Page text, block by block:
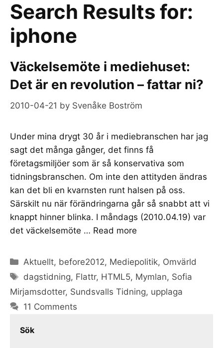
Search Results for:
iphone
Väckelsemöte i mediehuset:
Det är en revolution – fattar ni?
2010-04-21 by Svenåke Boström
Under mina drygt 30 år i mediebranschen har jag
sagt det många gånger, det finns få
företagsmiljöer som är så konservativa som
tidningsbranschen. Om inte den attityden ändras
kan det bli en kvarnsten runt halsen på oss.
Särskilt nu när förändringarna går så snabbt att vi
knappt hinner blinka. I måndags (2010.04.19) var
det väckelsemöte … Read more
Categories
Aktuellt, before2012, Mediepolitik, Omvärld
Tags
dagstidning, Flattr, HTML5, Mymlan, Sofia
Mirjamsdotter, Sundsvalls Tidning, upplaga
11 Comments
Sök